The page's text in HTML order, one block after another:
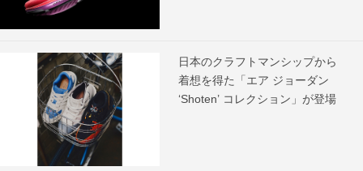
日本のクラフトマンシップから
着想を得た「エア ジョーダン
‘Shoten’ コレクション」が登場